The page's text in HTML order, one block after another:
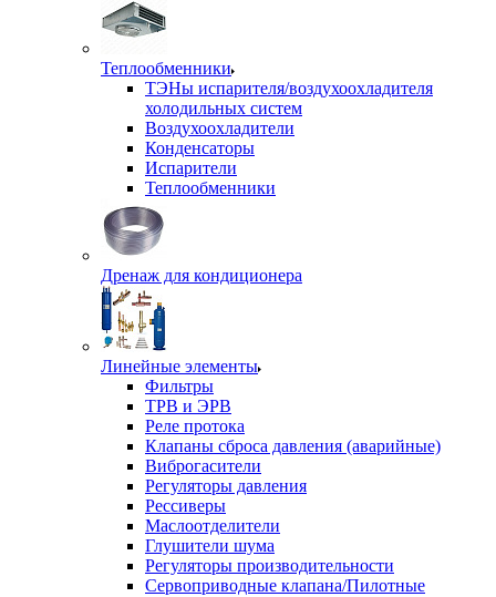
Теплообменники
ТЭНы испарителя/воздухоохладителя
холодильных систем
Воздухоохладители
Конденсаторы
Испарители
Теплообменники
Дренаж для кондиционера
Линейные элементы
Фильтры
ТРВ и ЭРВ
Реле протока
Клапаны сброса давления (аварийные)
Виброгасители
Регуляторы давления
Рессиверы
Маслоотделители
Глушители шума
Регуляторы производительности
Сервоприводные клапана/Пилотные